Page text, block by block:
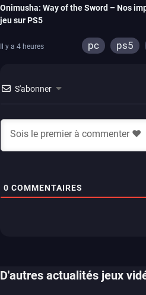
Onimusha: Way of the Sword – Nos
jeu sur PS5
Il y a 4 heures pc ps5
S'abonner
0 COMMENTAIRES
D'autres actualités jeux